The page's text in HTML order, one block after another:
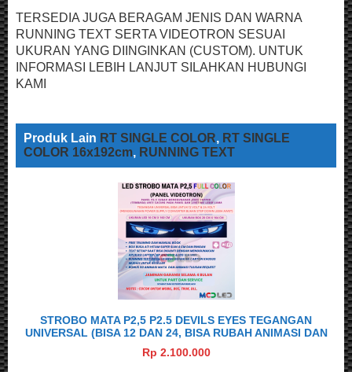
TERSEDIA JUGA BERAGAM JENIS DAN WARNA
RUNNING TEXT SERTA VIDEOTRON SESUAI
UKURAN YANG DIINGINKAN (CUSTOM). UNTUK
INFORMASI LEBIH LANJUT SILAHKAN HUBUNGI
KAMI
Produk Lain RT SINGLE COLOR, RT SINGLE
COLOR 16x192cm, RUNNING TEXT
STROBO MATA P2,5 P2.5 DEVILS EYES TEGANGAN
UNIVERSAL (BISA 12 DAN 24, BISA RUBAH ANIMASI DAN
TULISAN DARI HAPE) UKURAN 16X160 CM DENGAN BOX
20X164 CM
Rp 2.100.000